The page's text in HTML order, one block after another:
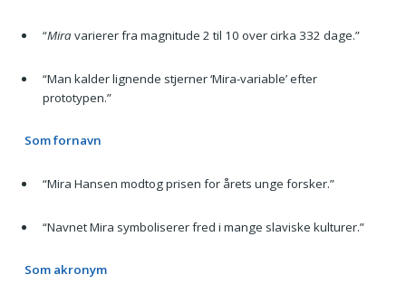
“Miravarierer fra magnitude 2 til 10 over cirka 332 dage.”
“Man kalder lignende stjerner ‘Mira-variable’ efter
prototypen.”
Som fornavn
“Mira Hansen modtog prisen for årets unge forsker.”
“Navnet Mira symboliserer fred i mange slaviske kulturer.”
Som akronym